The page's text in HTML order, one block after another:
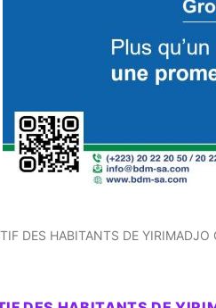
DES HABITANTS DE YIRIMADJO